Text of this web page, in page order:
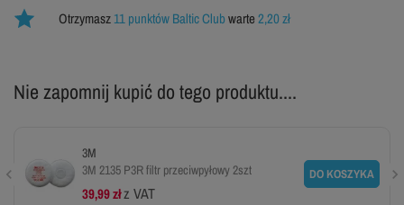
Otrzymasz11 punktów Baltic Clubwarte2,20 zł
Nie zapomnij kupić do tego produktu....
3M
3M 2135 P3R filtr przeciwpyłowy 2szt
39,99 złz VAT
DO KOSZYKA